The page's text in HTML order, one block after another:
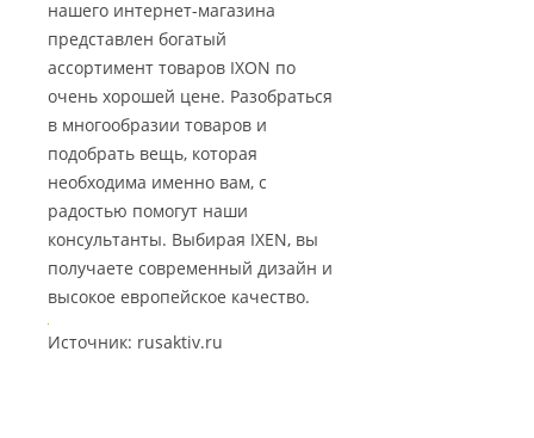
нашего интернет-магазина
представлен богатый
ассортимент товаров IXON по
очень хорошей цене. Разобраться
в многообразии товаров и
подобрать вещь, которая
необходима именно вам, с
радостью помогут наши
консультанты. Выбирая IXEN, вы
получаете современный дизайн и
высокое европейское качество.
Источник: rusaktiv.ru